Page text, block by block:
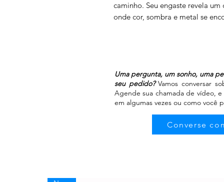
caminho. Seu engaste revela
onde cor, sombra e metal se
Uma pergunta, um sonho, uma
seu pedido?Vamos conversar
Agende sua chamada de vídeo,
em algumas vezes ou como você
Converse